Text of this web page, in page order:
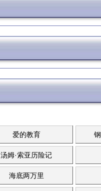
爱的教育
汤姆·索亚历险记
海底两万里